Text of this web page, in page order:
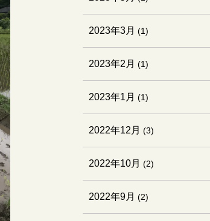
2023年3月 (1)
2023年2月 (1)
2023年1月 (1)
2022年12月 (3)
2022年10月 (2)
2022年9月 (2)